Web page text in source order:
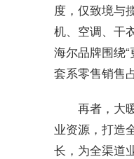
度，仅致境与
机、空调、干
海尔品牌围绕
套系零售销售
再者，大
业资源，打造
长，为全渠道